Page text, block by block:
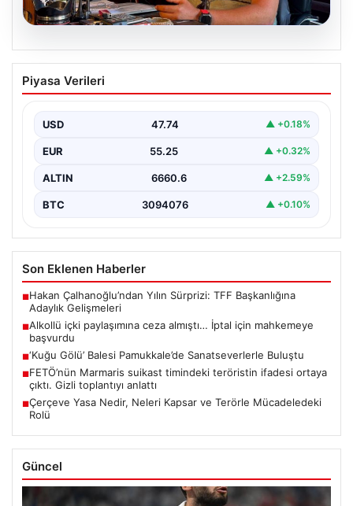
Alkollü içki paylaşımına ceza almıştı…
İptal için mahkemeye başvurdu
Piyasa Verileri
USD 47.74 ▲ +0.18%
EUR 55.25 ▲ +0.32%
ALTIN 6660.6 ▲ +2.59%
BTC 3094076 ▲ +0.10%
Son Eklenen Haberler
■Hakan Çalhanoğlu’ndan Yılın Sürprizi: TFF Başkanlığına
Adaylık Gelişmeleri
■Alkollü içki paylaşımına ceza almıştı… İptal için mahkemeye
başvurdu
■‘Kuğu Gölü’ Balesi Pamukkale’de Sanatseverlerle Buluştu
■FETÖ’nün Marmaris suikast timindeki teröristin ifadesi ortaya
çıktı. Gizli toplantıyı anlattı
■Çerçeve Yasa Nedir, Neleri Kapsar ve Terörle Mücadeledeki
Rolü
Güncel